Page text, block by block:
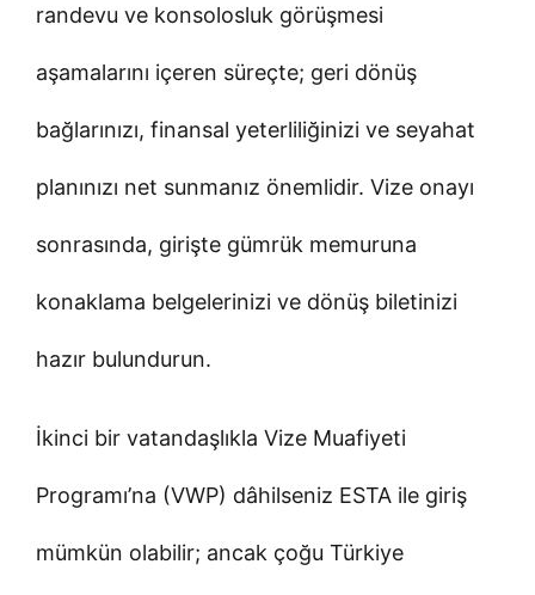
randevu ve konsolosluk görüşmesi
aşamalarını içeren süreçte; geri dönüş
bağlarınızı, finansal yeterliliğinizi ve seyahat
planınızı net sunmanız önemlidir. Vize onayı
sonrasında, girişte gümrük memuruna
konaklama belgelerinizi ve dönüş biletinizi
hazır bulundurun.
İkinci bir vatandaşlıkla Vize Muafiyeti
Programı’na (VWP) dâhilseniz ESTA ile giriş
mümkün olabilir; ancak çoğu Türkiye